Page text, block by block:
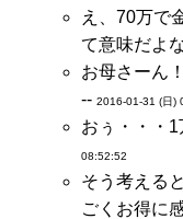
え、70万で
て意味だよ
お母さーん
-- 2016-01-31 (日)
おぅ・・・
08:52:52
そう考える
ごくお得に